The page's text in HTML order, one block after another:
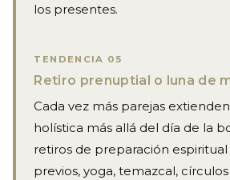
los presentes.
TENDENCIA 05
Retiro prenuptial o luna de
Cada vez más parejas
holística más allá del día de la
retiros de preparación espiritual
previos, yoga, temazcal,